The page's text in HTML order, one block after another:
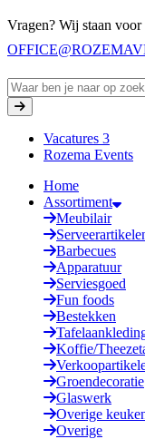
Vragen? Wij staan voor
Vacatures 3
Rozema Events
Home
Assortiment
Meubilair
Barbecues
Apparatuur
Serviesgoed
Fun foods
Bestekken
Koffie/
Groendecoratie
Glaswerk
Overige
Overige